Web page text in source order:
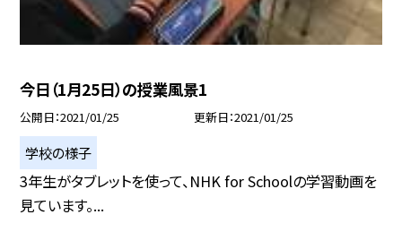
今日（1月25日）の授業風景1
公開日 2021/01/25 更新日 2021/01/25
学校の様子
3年生がタブレットを使って、NHK for Schoolの学習動画を
見ています。...